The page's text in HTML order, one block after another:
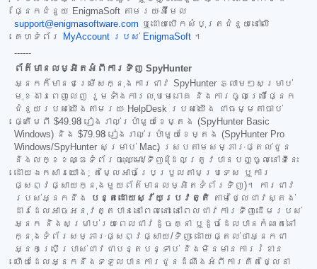
ផ្នែកជំនួយ EnigmaSoft តាមរយៈអ៊ីមែល
support@enigmasoftware.com ឬដោយបើកសំបុត្រជំនួយនៅលើ
គេហទំព័រ
MyAccount របស់ EnigmaSoft ។
------
ព័ត៌មានលម្អិតអំពីការទិញ SpyHunter
អ្នកក៏មានជម្រើសក្នុងការជាវ SpyHunter ភ្លាមៗសម្រាប់
មុខងារពេញលេញ រួមទាំងការលុបមេរោគ និងការចូលប្រើផ្នែក
ជំនួយរបស់យើងតាមរយៈ HelpDesk របស់យើង ជាធម្មតាចាប់
ផ្តើមពី $49.98 រៀងរាល់ប្រាំមួយខែម្តង (SpyHunter Basic
Windows) និង $79.98 រៀងរាល់ប្រាំមួយខែម្តង (SpyHunter Pro
Windows/SpyHunter សម្រាប់ Mac) ស្របតាមសម្ភារៈផ្តល់ជូន
និងលក្ខខណ្ឌទំព័រចុះឈ្មោះ/ទិញ (ដែលត្រូវបានបញ្ចូលនៅទីនេះ
ដោយឯកសារយោង; តម្លៃអាចប្រែប្រួលតាមប្រទេស ឬការ
ផ្សព្វផ្សាយក្នុងមួយព័ត៌មានលម្អិតទំព័រទិញ)។ ការជាវ
របស់អ្នកនឹង
បន្តដោយស្វ័យប្រវត្តិ តាមថ្លៃជាវស្តង់
ដារដែលអាចអនុវត្តបាននៅពេលនោះ នៅពេលជាវការទិញដើមរបស់
អ្នក និងសម្រាប់រយៈពេលជាវដូចគ្នា ឬដូចដែលបានកំណត់នៅ
ក្នុងទំព័រសម្ភារៈផ្សព្វផ្សាយ/ទិញ ដោយផ្តល់ថាអ្នកជា
អ្នកប្រើប្រាស់ជាវជាបន្តបន្ទាប់ និងមិនមានការរំខាន
ហើយដែលអ្នកនឹងទទួលបានការជូនដំណឹងអំពីការគិតថ្លៃនា